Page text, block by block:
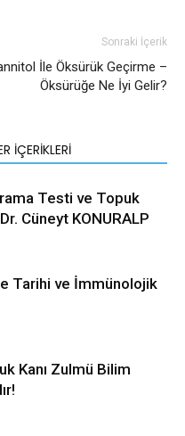
Sonraki İçerik
İle Öksürük Geçirme –
Öksürüğe Ne İyi Gelir?
İÇERIKLERI
Testi ve Topuk
Cüneyt KONURALP
Tarihi ve İmmünolojik
Kanı Zulmü Bilim